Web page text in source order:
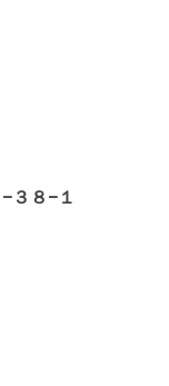
−３８−１